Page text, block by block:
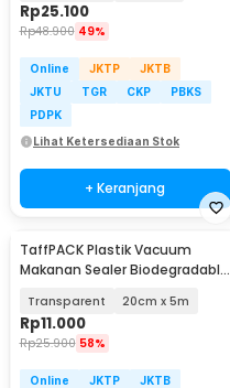
Rp25.100
Rp48.900 49%
Online JKTP
JKTB
JKTU
TGR CKP
PBKS
PDPK
Lihat Ketersediaan Stok
+ Keranjang
TaffPACK Plastik Vacuum
Makanan Sealer Biodegradable
Transparent 20cm x 5m
Rp11.000
Rp25.900 58%
Online JKTP
JKTB